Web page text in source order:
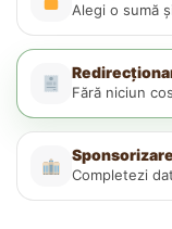
Alegi o sumă
Fără niciun
Sponsorizare
Completezi